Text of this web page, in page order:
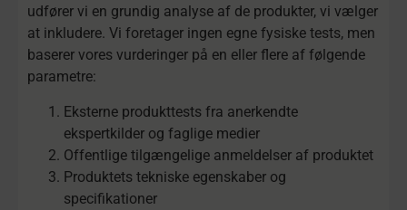
udfører vi en grundig analyse af de produkter, vi vælger
at inkludere. Vi foretager ingen egne fysiske tests, men
baserer vores vurderinger på en eller flere af følgende
parametre:
Eksterne produkttests fra anerkendte
ekspertkilder og faglige medier
Offentlige tilgængelige anmeldelser af produktet
Produktets tekniske egenskaber og
specifikationer